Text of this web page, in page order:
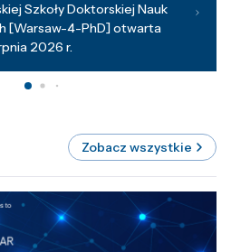
Szkoły Doktorskiej Nauk
[Warsaw-4-PhD] otwarta
2026 r.
Zobacz wszystkie